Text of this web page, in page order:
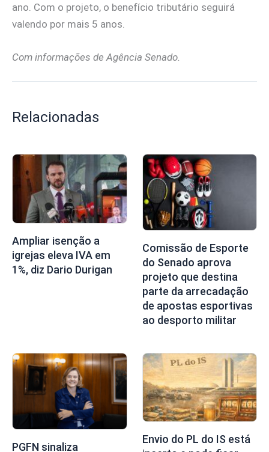
ano. Com o projeto, o benefício tributário seguirá
valendo por mais 5 anos.
Com informações de Agência Senado.
Relacionadas
Ampliar isenção a
igrejas eleva IVA em
1%, diz Dario Durigan
Comissão de Esporte
do Senado aprova
projeto que destina
parte da arrecadação
de apostas esportivas
ao desporto militar
PGFN sinaliza
Envio do PL do IS está